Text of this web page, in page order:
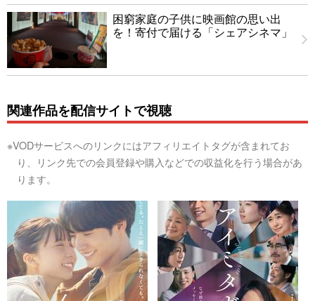
困窮家庭の子供に映画館の思い出
を！寄付で届ける「シェアシネマ」
関連作品を配信サイトで視聴
※VODサービスへのリンクにはアフィリエイトタグが含まれてお
り、リンク先での会員登録や購入などでの収益化を行う場合があ
ります。